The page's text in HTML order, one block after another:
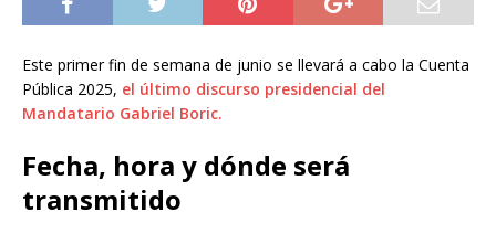
Este primer fin de semana de junio se llevará a cabo la Cuenta
Pública 2025, el último discurso presidencial del
Mandatario Gabriel Boric.
Fecha, hora y dónde será
transmitido